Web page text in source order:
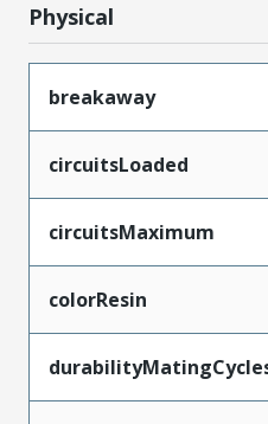
Physical
breakaway
circuitsLoaded
circuitsMaximum
colorResin